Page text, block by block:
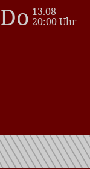
Do 13.08
20:00 Uhr